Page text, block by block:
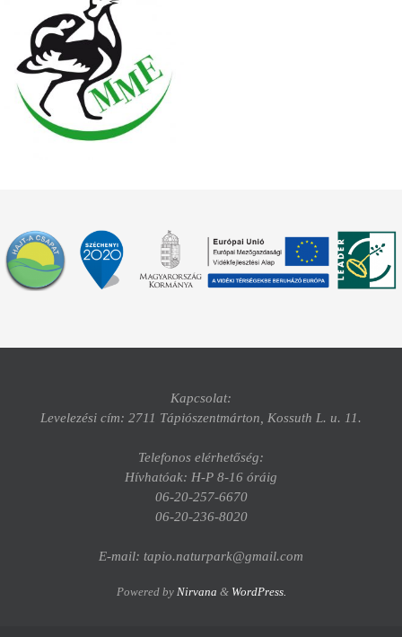
Kapcsolat:
Levelezési cím: 2711 Tápiószentmárton, Kossuth L. u. 11.
Telefonos elérhetőség:
Hívhatóak: H-P 8-16 óráig
06-20-257-6670
06-20-236-8020
E-mail: tapio.naturpark@gmail.com
Powered by Nirvana & WordPress.